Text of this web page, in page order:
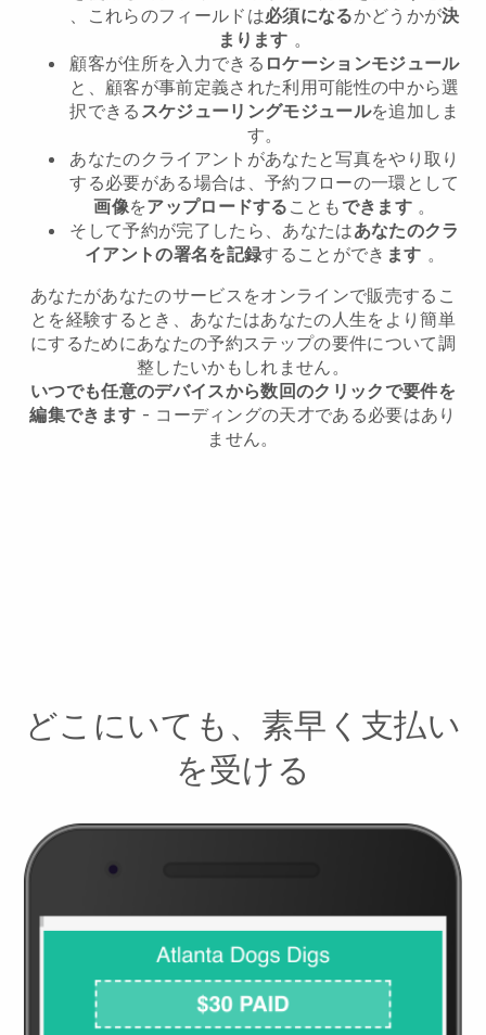
、これらのフィールドは必須になるかどうかが決
まります 。
顧客が住所を入力できる ロケーションモジュール
と、顧客が事前定義された利用可能性の中から選
択できる スケジューリングモジュールを追加しま
す。
あなたのクライアントがあなたと写真をやり取り
する必要がある場合は、予約フローの一環として
画像をアップロードする こともできます 。
そして予約が完了したら、あなたはあなたのクラ
イアントの署名を記録することができ ます 。
あなたがあなたのサービスをオンラインで販売するこ
とを経験するとき、あなたはあなたの人生をより簡単
にするためにあなたの予約ステップの要件について調
整したいかもしれません。
いつでも任意のデバイスから数回のクリックで要件を
編集できます - コーディングの天才である必要はあり
ません。
どこにいても、素早く支払い
を受ける